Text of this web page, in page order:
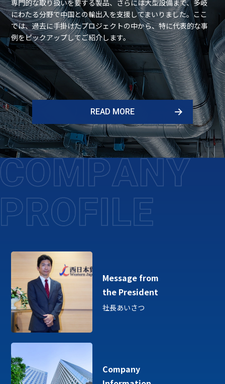
専⾨的な取り扱いを要する製品、さらには⼤型設備まで、多岐
にわたる分野で中国との輸出⼊を⽀援してまいりました。ここ
では、過去に⼿掛けたプロジェクトの中から、特に代表的な事
例をピックアップしてご紹介します。
READ MORE
Message from
the President
社長あいさつ
Company